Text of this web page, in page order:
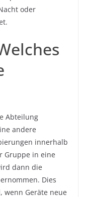
oder
Abteilung
andere
innerhalb
Gruppe in eine
dann die
Dies
wenn Geräte neue